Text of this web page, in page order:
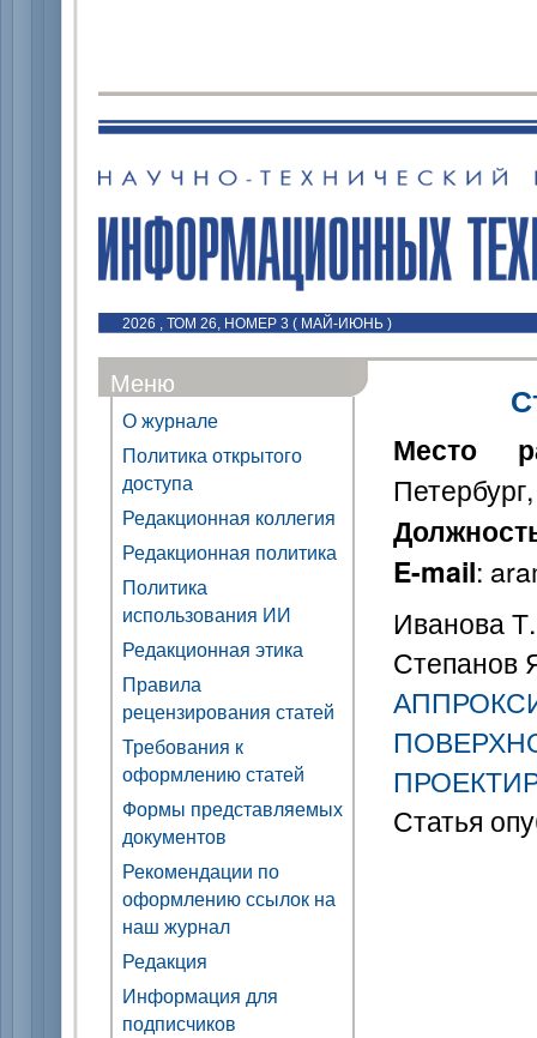
2026 , ТОМ 26, НОМЕР 3 ( МАЙ-ИЮНЬ )
Меню
О журнале
Политика открытого
доступа
Редакционная коллегия
Редакционная политика
Политика
использования ИИ
Редакционная этика
Правила
рецензирования статей
Требования к
оформлению статей
Формы представляемых
документов
Рекомендации по
оформлению ссылок на
наш журнал
Редакция
Информация для
подписчиков
Место
E-mail:
Иванова
Степанов
Статья